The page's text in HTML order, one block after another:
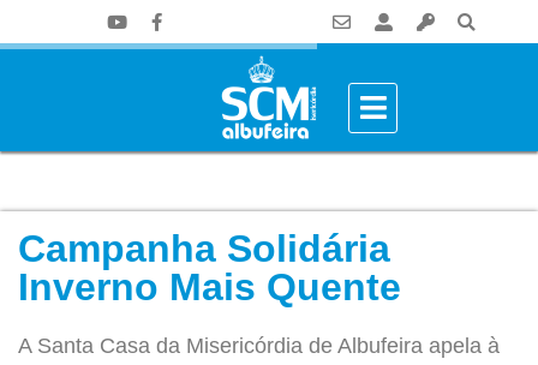
Campanha Solidária
Inverno Mais Quente
A Santa Casa da Misericórdia de Albufeira apela à